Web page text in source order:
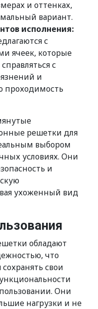
и оттенках,
вариант.
исполнения:
с
ячеек, которые
с
и
проходимость
решетки для
выбором
условиях. Они
и
ухоженный вид
обладают
что
свои
Они
нагрузки и не